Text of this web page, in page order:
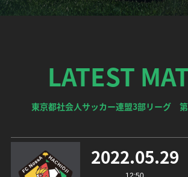
LATEST
東京都社会人サッカー連盟3部リーグ 第
2022.05.29